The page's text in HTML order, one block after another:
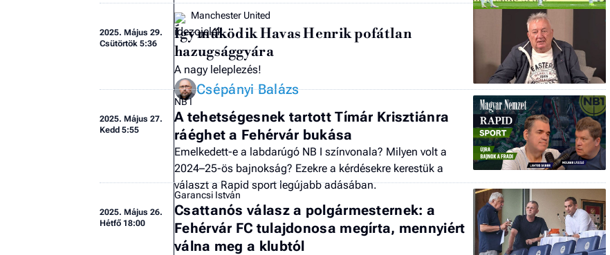
2025. Május 29.
Csütörtök 5:36
Manchester United
Így működik Havas Henrik pofátlan
hazugsággyára
A nagy leleplezés!
Csépányi Balázs
2025. Május 27.
Kedd 5:55
NB I
A tehetségesnek tartott Tímár Krisztiánra
ráéghet a Fehérvár bukása
Emelkedett-e a labdarúgó NB I színvonala? Milyen volt a
2024–25-ös bajnokság? Ezekre a kérdésekre kerestük a
választ a Rapid sport legújabb adásában.
2025. Május 26.
Hétfő 18:00
Garancsi István
Csattanós válasz a polgármesternek: a
Fehérvár FC tulajdonosa megírta, mennyiért
válna meg a klubtól